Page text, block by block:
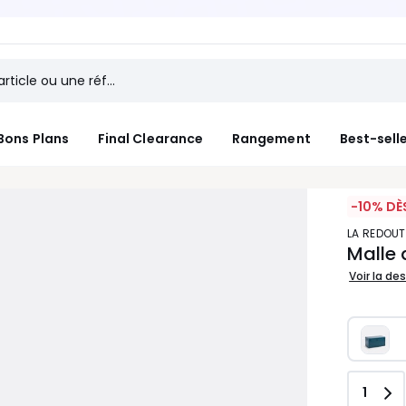
Plans Final Clearance Rangement Best-
-10%
LA
Malle
Voir la
1